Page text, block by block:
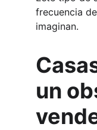
frecuencia
imaginan.
un